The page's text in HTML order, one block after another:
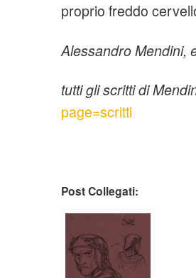
proprio freddo
Alessandro Mendini,
tutti gli scritti di
page=scritti
Post Collegati: